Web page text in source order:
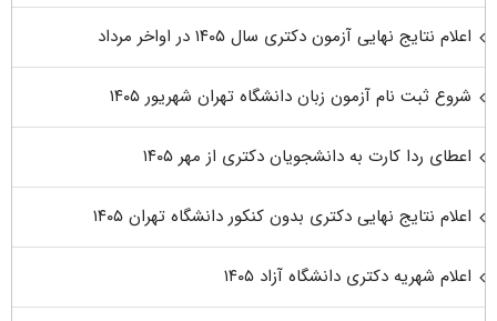
اعلام نتایج نهایی آزمون دکتری سال ۱۴۰۵ در اواخر مرداد
شروع ثبت نام آزمون زبان دانشگاه تهران شهریور ۱۴۰۵
اعطای ردا کارت به دانشجویان دکتری از مهر ۱۴۰۵
اعلام نتایج نهایی دکتری بدون کنکور دانشگاه تهران ۱۴۰۵
اعلام شهریه دکتری دانشگاه آزاد ۱۴۰۵